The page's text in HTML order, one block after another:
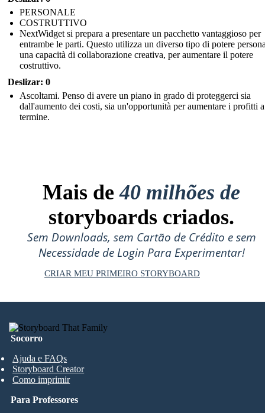
PERSONALE
COSTRUTTIVO
NextWidget si prepara a presentare un pacchetto vantaggioso per
entrambe le parti. Questo utilizza un diverso tipo di potere
una capacità di collaborazione creativa, per aumentare il potere
costruttivo.
Deslizar: 0
Ascoltami. Penso di avere un piano in grado di proteggerci sia
dall'aumento dei costi, sia un'opportunità per aumentare i profitti
termine.
Mais de40 milhões de
storyboards criados.
Sem Downloads, sem Cartão de Crédito e sem
Necessidade de Login Para Experimentar!
CRIAR MEU PRIMEIRO STORYBOARD
Socorro
Ajuda e FAQs
Storyboard Creator
Como imprimir
Para Professores